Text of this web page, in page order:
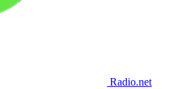
Radio.net